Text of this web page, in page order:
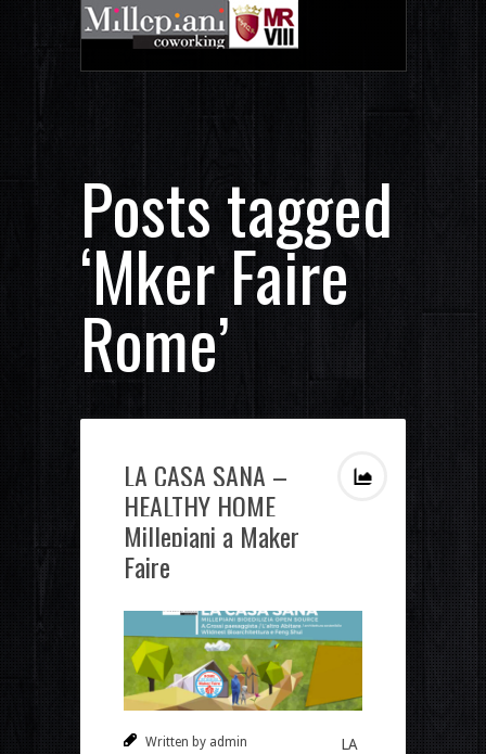
Posts tagged
‘Mker Faire
Rome’
LA CASA SANA –
HEALTHY HOME
Millepiani a Maker
Faire
Written by admin LA